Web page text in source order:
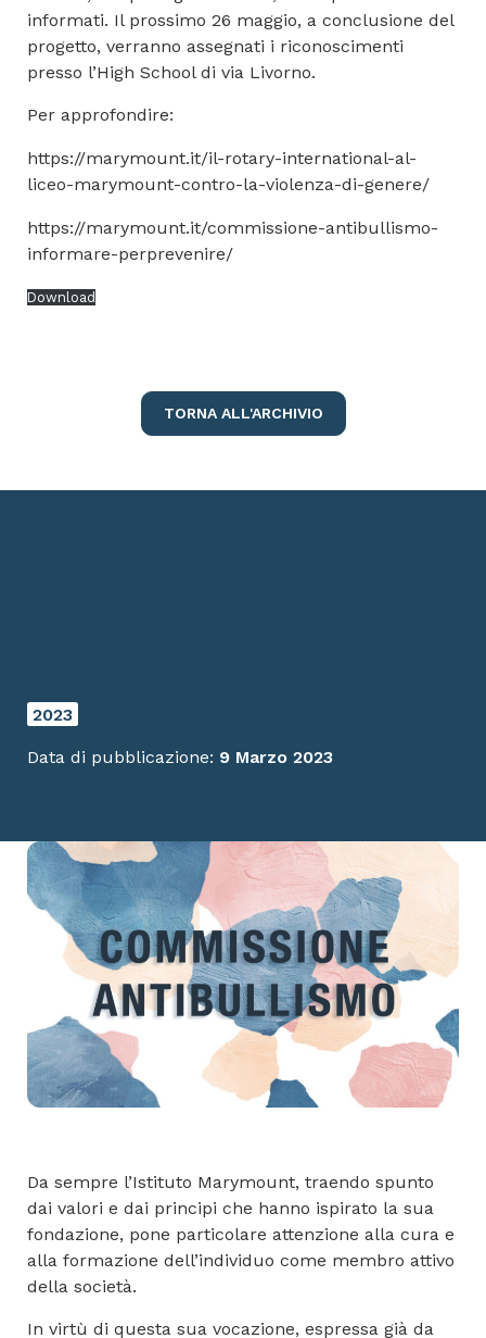
informati. Il prossimo 26 maggio, a conclusione del
progetto, verranno assegnati i riconoscimenti
presso l’High School di via Livorno.
Per approfondire:
https://marymount.it/il-rotary-international-al-
liceo-marymount-contro-la-violenza-di-genere/
https://marymount.it/commissione-antibullismo-
informare-perprevenire/
Download
TORNA ALL'ARCHIVIO
2023
Data di pubblicazione: 9 Marzo 2023
Da sempre l’Istituto Marymount, traendo spunto
dai valori e dai principi che hanno ispirato la sua
fondazione, pone particolare attenzione alla cura e
alla formazione dell’individuo come membro attivo
della società.
In virtù di questa sua vocazione, espressa già da